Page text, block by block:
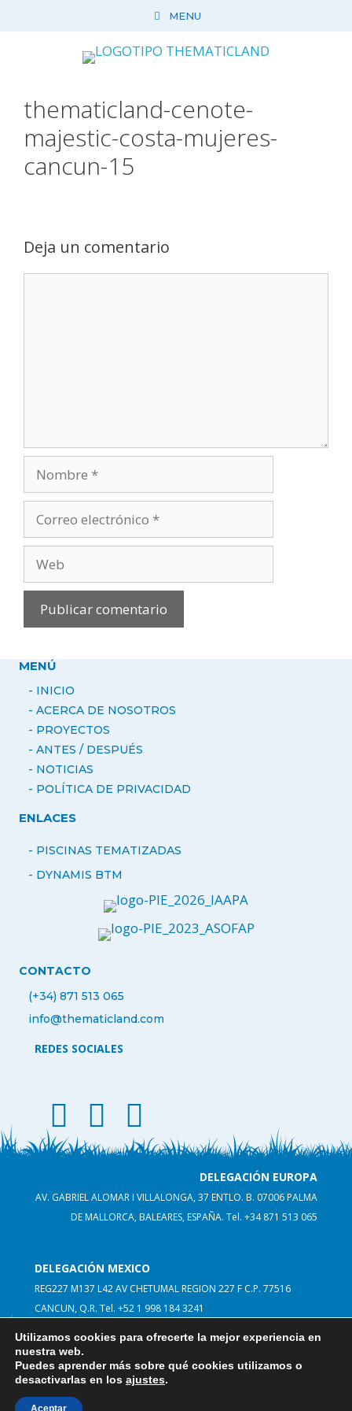
MENU
thematicland-cenote-
majestic-costa-mujeres-
cancun-15
Deja un comentario
electrónico
MENÚ
- INICIO
- ACERCA DE NOSOTROS
- PROYECTOS
- ANTES / DESPUÉS
- NOTICIAS
- POLÍTICA DE PRIVACIDAD
ENLACES
- PISCINAS TEMATIZADAS
- DYNAMIS BTM
CONTACTO
(+34) 871 513 065
info@thematicland.com
REDES SOCIALES
facebook thematic land
instagram thematic land
linkedin thematicland
DELEGACIÓN EUROPA
AV. GABRIEL ALOMAR I VILLALONGA, 37 ENTLO. B. 07006 PALMA
DE MALLORCA, BALEARES, ESPAÑA. Tel. +34 871 513 065
DELEGACIÓN MEXICO
REG227 M137 L42 AV CHETUMAL REGION 227 F C.P. 77516
CANCUN, Q.R. Tel. +52 1 998 184 3241
© THEMATICLAND 2026
Utilizamos cookies para ofrecerte la mejor experiencia en
nuestra web.
Puedes aprender más sobre qué cookies utilizamos o
desactivarlas en los ajustes.
Aceptar